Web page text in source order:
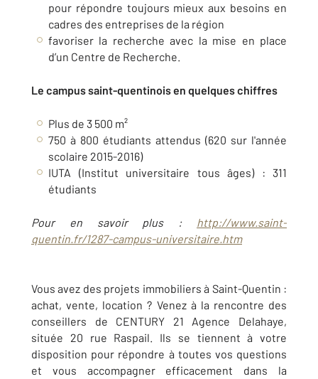
pour répondre toujours mieux aux besoins en
cadres des entreprises de la région
favoriser la recherche avec la mise en place
d’un Centre de Recherche.
Le campus saint-quentinois en quelques chiffres
Plus de 3 500 m²
750 à 800 étudiants attendus (620 sur l'année
scolaire 2015-2016)
IUTA (Institut universitaire tous âges) : 311
étudiants
Pour en savoir plus :
http://www.saint-
quentin.fr/1287-campus-universitaire.htm
Vous avez des projets immobiliers à Saint-Quentin :
achat, vente, location ? Venez à la rencontre des
conseillers de CENTURY 21 Agence Delahaye,
située 20 rue Raspail. Ils se tiennent à votre
disposition pour répondre à toutes vos questions
et vous accompagner efficacement dans la